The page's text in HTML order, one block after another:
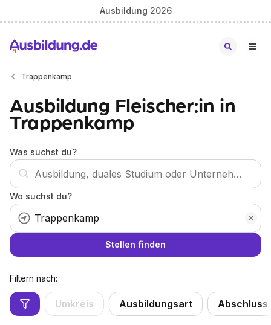
Ausbildung 2026
Trappenkamp
Ausbildung Fleischer:in in
Trappenkamp
Was suchst du?
Wo suchst du?
Stellen finden
Filtern nach:
Umkreis Ausbildungsart Abschluss